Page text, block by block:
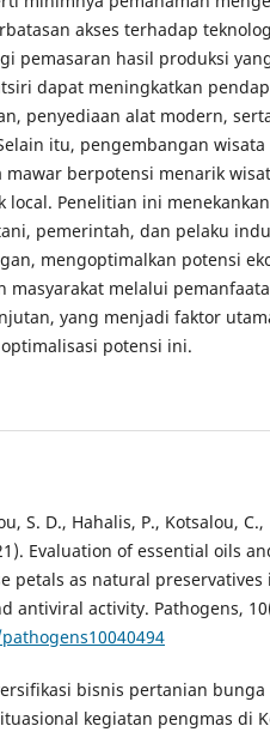
akses terhadap
pemasaran hasil produksi
dapat meningkatkan
penyediaan alat modern,
itu, pengembangan wisata
berpotensi menarik
Penelitian ini menekankan
pemerintah, dan pelaku
mengoptimalkan potensi
masyarakat melalui
yang menjadi faktor
potensi ini.
S. D., Hahalis, P., Kotsalou, C.,
Evaluation of essential oils
petals as natural preservatives
antiviral activity. Pathogens,
bisnis pertanian bunga
kegiatan pengmas di